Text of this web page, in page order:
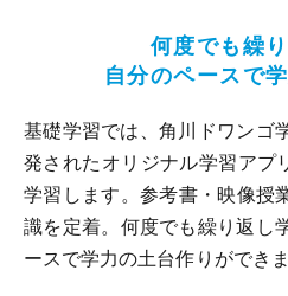
何度でも繰
自分のペースで
基礎学習では、角川ドワンゴ
発されたオリジナル学習アプ
学習します。参考書・映像授
識を定着。何度でも繰り返し
ースで学力の土台作りができま